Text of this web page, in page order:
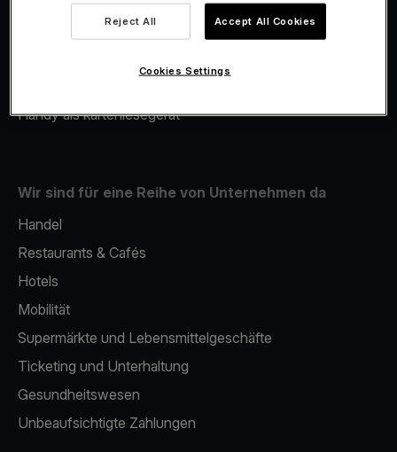
Merchant Advance
Handy als kartenlesegerät
Wir sind für eine Reihe von Unternehmen da
Handel
Restaurants & Cafés
Hotels
Mobilität
Supermärkte und Lebensmittelgeschäfte
Ticketing und Unterhaltung
Gesundheitswesen
Unbeaufsichtigte Zahlungen
Reject All Accept All Cookies
Cookies Settings